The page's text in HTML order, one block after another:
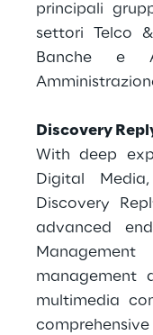
principali
settori Telco
Banche e
Discovery
With deep
Digital
Discovery
advanced
management
multimedia